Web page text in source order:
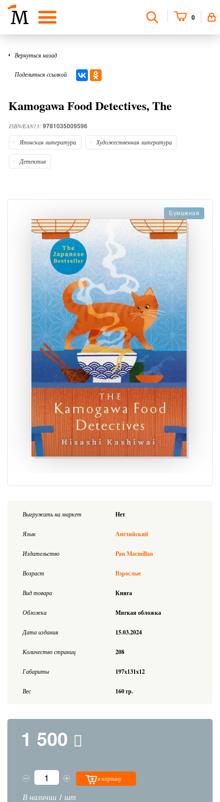
0
Вернуться назад
Поделиться ссылкой
Kamogawa Food Detectives, The
ISBN/EAN13: 9781035009596
Японская литература Художественная литература
Детектив
Бумажная
Выгружать на маркет Нет
Язык Английский
Издательство Pan Macmillan
Возраст Взрослые
Вид товара Книга
Обложка Мягкая обложка
Дата издания 15.03.2024
Количество страниц 208
Габариты 197x131x12
Вес 160 гр.
1 500
в корзину
В наличии 1 шт